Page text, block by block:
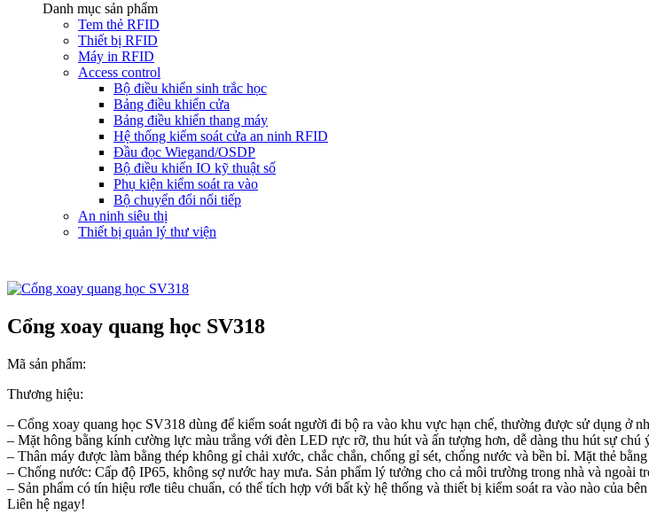
Danh mục sản phẩm
Tem thẻ RFID
Thiết bị RFID
Máy in RFID
Access control
Bộ điều khiển sinh trắc học
Bảng điều khiển cửa
Bảng điều khiển thang máy
Hệ thống kiểm soát cửa an ninh RFID
Đầu đọc Wiegand/OSDP
Bộ điều khiển IO kỹ thuật số
Phụ kiện kiểm soát ra vào
Bộ chuyển đổi nối tiếp
An ninh siêu thị
Thiết bị quản lý thư viện
Cổng xoay quang học SV318
Mã sản phẩm:
Thương hiệu:
– Cổng xoay quang học SV318 dùng để kiểm soát người đi bộ ra vào khu vực hạn chế, thường được sử dụng ở
– Mặt hông bằng kính cường lực màu trắng với đèn LED rực rỡ, thu hút và ấn tượng hơn, dễ dàng thu hút sự
– Thân máy được làm bằng thép không gỉ chải xước, chắc chắn, chống gỉ sét, chống nước và bền bỉ. Mặt thẻ
– Chống nước: Cấp độ IP65, không sợ nước hay mưa. Sản phẩm lý tưởng cho cả môi trường trong nhà và ngoài
– Sản phẩm có tín hiệu rơle tiêu chuẩn, có thể tích hợp với bất kỳ hệ thống và thiết bị kiểm soát ra vào nào của
Liên hệ ngay!